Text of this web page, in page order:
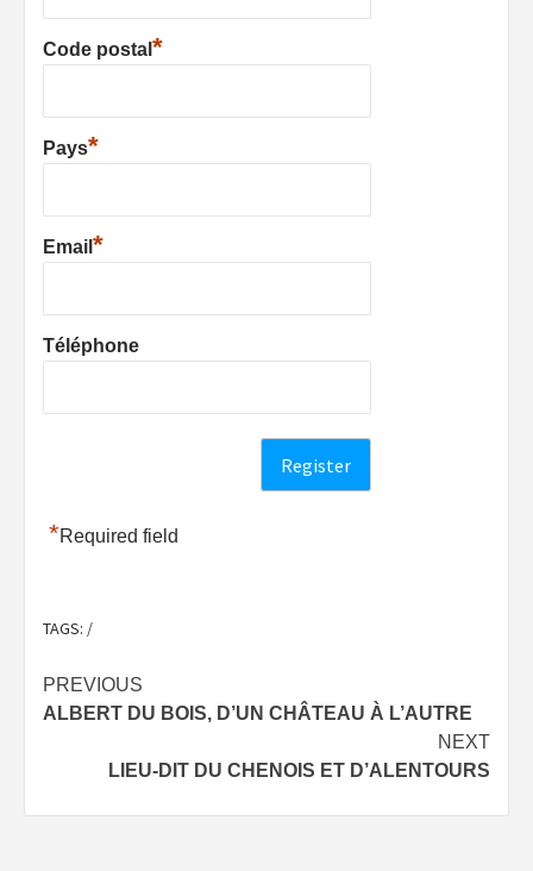
Code postal *
Pays*
Email *
Téléphone
*Required field
TAGS: /
Post
navigation
PREVIOUS
ALBERT DU BOIS, D’UN CHÂTEAU À L’AUTRE
NEXT
LIEU-DIT DU CHENOIS ET D’ALENTOURS